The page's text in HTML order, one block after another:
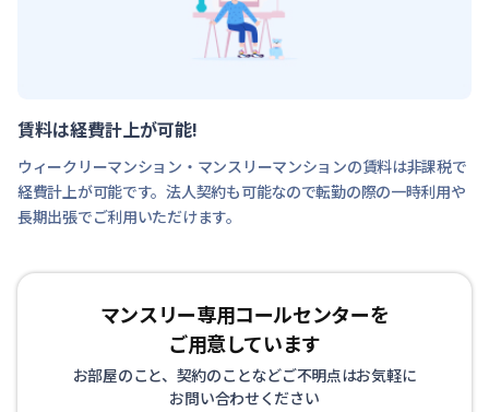
賃料は経費計上が可能!
ウィークリーマンション・マンスリーマンションの賃料は非課税で
経費計上が可能です。法人契約も可能なので転勤の際の一時利用や
長期出張でご利用いただけます。
マンスリー専用コールセンターを
ご用意しています
お部屋のこと、契約のことなどご不明点はお気軽に
お問い合わせください